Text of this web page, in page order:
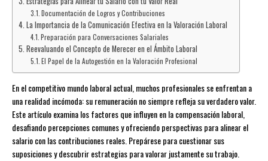
Documentación de Logros y Contribuciones
La Importancia de la Comunicación Efectiva en la Valoración Laboral
Preparación para Conversaciones Salariales
Reevaluando el Concepto de Merecer en el Ámbito Laboral
El Papel de la Autogestión en la Valoración Profesional
En el competitivo mundo laboral actual, muchos profesionales se enfrentan a
una realidad incómoda: su remuneración no siempre refleja su verdadero valor.
Este artículo examina los factores que influyen en la compensación laboral,
desafiando percepciones comunes y ofreciendo perspectivas para alinear el
salario con las contribuciones reales. Prepárese para cuestionar sus
suposiciones y descubrir estrategias para valorar justamente su trabajo.